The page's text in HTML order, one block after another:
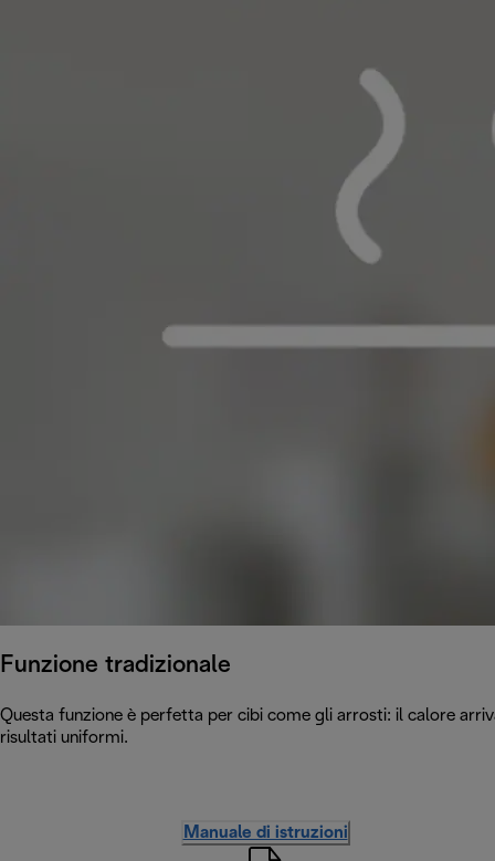
Funzione tradizionale
Questa funzione è perfetta per cibi come gli arrosti: il calore
risultati uniformi.
Manuale di istruzioni